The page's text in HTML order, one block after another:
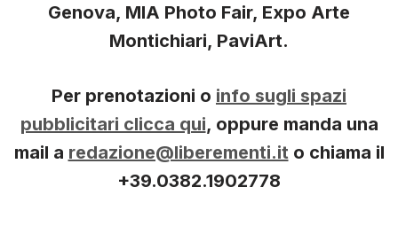
Genova, MIA Photo Fair, Expo Arte
Montichiari, PaviArt.
Per prenotazioni o info sugli spazi
pubblicitari clicca qui, oppure manda una
mail a redazione@liberementi.it o chiama il
+39.0382.1902778